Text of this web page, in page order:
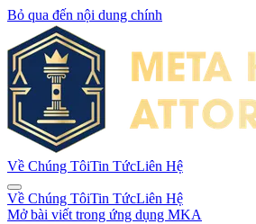
Bỏ qua đến nội dung chính
Về Chúng TôiTin TứcLiên Hệ
Về Chúng TôiTin TứcLiên Hệ
Mở bài viết trong ứng dụng MKA